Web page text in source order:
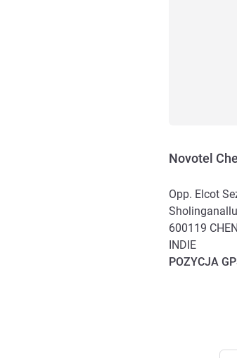
Novotel
Opp. Elcot
600119
INDIE
POZYCJA